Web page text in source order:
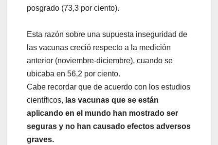
posgrado (73,3 por ciento).
Esta razón sobre una supuesta inseguridad de
las vacunas creció respecto a la medición
anterior (noviembre-diciembre), cuando se
ubicaba en 56,2 por ciento.
Cabe recordar que de acuerdo con los estudios
científicos, las vacunas que se están
aplicando en el mundo han mostrado ser
seguras y no han causado efectos adversos
graves.